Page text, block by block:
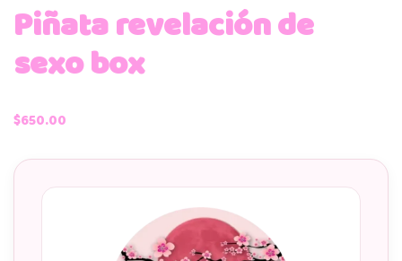
Piñata revelación de
sexo box
$650.00